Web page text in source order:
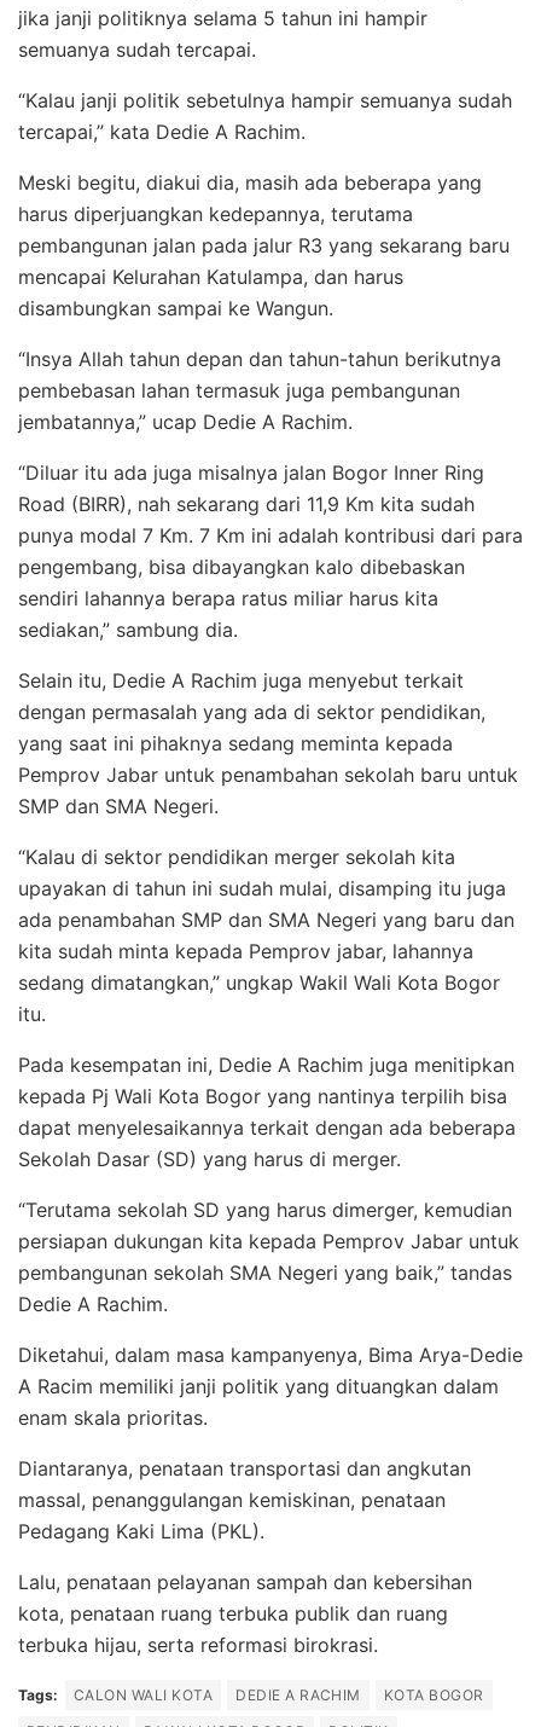
jika janji politiknya selama 5 tahun ini hampir
semuanya sudah tercapai.
“Kalau janji politik sebetulnya hampir semuanya sudah
tercapai,” kata Dedie A Rachim.
Meski begitu, diakui dia, masih ada beberapa yang
harus diperjuangkan kedepannya, terutama
pembangunan jalan pada jalur R3 yang sekarang baru
mencapai Kelurahan Katulampa, dan harus
disambungkan sampai ke Wangun.
“Insya Allah tahun depan dan tahun-tahun berikutnya
pembebasan lahan termasuk juga pembangunan
jembatannya,” ucap Dedie A Rachim.
“Diluar itu ada juga misalnya jalan Bogor Inner Ring
Road (BIRR), nah sekarang dari 11,9 Km kita sudah
punya modal 7 Km. 7 Km ini adalah kontribusi dari para
pengembang, bisa dibayangkan kalo dibebaskan
sendiri lahannya berapa ratus miliar harus kita
sediakan,” sambung dia.
Selain itu, Dedie A Rachim juga menyebut terkait
dengan permasalah yang ada di sektor pendidikan,
yang saat ini pihaknya sedang meminta kepada
Pemprov Jabar untuk penambahan sekolah baru untuk
SMP dan SMA Negeri.
“Kalau di sektor pendidikan merger sekolah kita
upayakan di tahun ini sudah mulai, disamping itu juga
ada penambahan SMP dan SMA Negeri yang baru dan
kita sudah minta kepada Pemprov jabar, lahannya
sedang dimatangkan,” ungkap Wakil Wali Kota Bogor
itu.
Pada kesempatan ini, Dedie A Rachim juga menitipkan
kepada Pj Wali Kota Bogor yang nantinya terpilih bisa
dapat menyelesaikannya terkait dengan ada beberapa
Sekolah Dasar (SD) yang harus di merger.
“Terutama sekolah SD yang harus dimerger, kemudian
persiapan dukungan kita kepada Pemprov Jabar untuk
pembangunan sekolah SMA Negeri yang baik,” tandas
Dedie A Rachim.
Diketahui, dalam masa kampanyenya, Bima Arya-Dedie
A Racim memiliki janji politik yang dituangkan dalam
enam skala prioritas.
Diantaranya, penataan transportasi dan angkutan
massal, penanggulangan kemiskinan, penataan
Pedagang Kaki Lima (PKL).
Lalu, penataan pelayanan sampah dan kebersihan
kota, penataan ruang terbuka publik dan ruang
terbuka hijau, serta reformasi birokrasi.
Tags: CALON WALI KOTA DEDIE A RACHIM
KOTA BOGOR